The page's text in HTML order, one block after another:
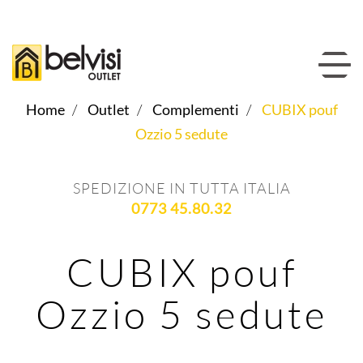
Home Outlet Complementi
CUBIX pouf
Ozzio 5 sedute
SPEDIZIONE IN TUTTA ITALIA
0773 45.80.32
CUBIX pouf
Ozzio 5 sedute